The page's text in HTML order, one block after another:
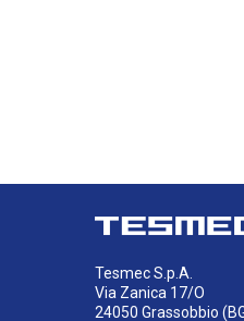
Tesmec S.p.A.
Via Zanica 17/O
24050 Grassobbio